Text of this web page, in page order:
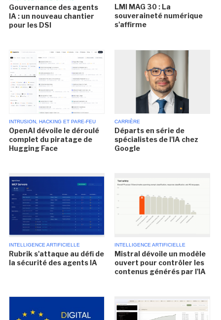
Gouvernance des agents
IA : un nouveau chantier
pour les DSI
LMI MAG 30 : La
souveraineté numérique
s'affirme
INTRUSION, HACKING ET PARE-FEU
OpenAI dévoile le déroulé
complet du piratage de
Hugging Face
CARRIÈRE
Départs en série de
spécialistes de l'IA chez
Google
INTELLIGENCE ARTIFICIELLE
Rubrik s'attaque au défi de
la sécurité des agents IA
INTELLIGENCE ARTIFICIELLE
Mistral dévoile un modèle
ouvert pour contrôler les
contenus générés par l'IA